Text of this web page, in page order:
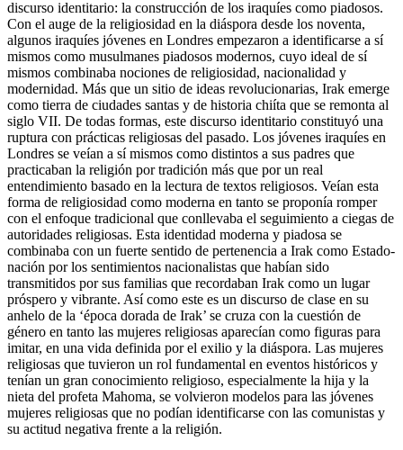
discurso identitario: la construcción de los iraquíes como piadosos.
Con el auge de la religiosidad en la diáspora desde los noventa,
algunos iraquíes jóvenes en Londres empezaron a identificarse a sí
mismos como musulmanes piadosos modernos, cuyo ideal de sí
mismos combinaba nociones de religiosidad, nacionalidad y
modernidad. Más que un sitio de ideas revolucionarias, Irak emerge
como tierra de ciudades santas y de historia chiíta que se remonta al
siglo VII. De todas formas, este discurso identitario constituyó una
ruptura con prácticas religiosas del pasado. Los jóvenes iraquíes en
Londres se veían a sí mismos como distintos a sus padres que
practicaban la religión por tradición más que por un real
entendimiento basado en la lectura de textos religiosos. Veían esta
forma de religiosidad como moderna en tanto se proponía romper
con el enfoque tradicional que conllevaba el seguimiento a ciegas de
autoridades religiosas. Esta identidad moderna y piadosa se
combinaba con un fuerte sentido de pertenencia a Irak como Estado-
nación por los sentimientos nacionalistas que habían sido
transmitidos por sus familias que recordaban Irak como un lugar
próspero y vibrante. Así como este es un discurso de clase en su
anhelo de la ‘época dorada de Irak’ se cruza con la cuestión de
género en tanto las mujeres religiosas aparecían como figuras para
imitar, en una vida definida por el exilio y la diáspora. Las mujeres
religiosas que tuvieron un rol fundamental en eventos históricos y
tenían un gran conocimiento religioso, especialmente la hija y la
nieta del profeta Mahoma, se volvieron modelos para las jóvenes
mujeres religiosas que no podían identificarse con las comunistas y
su actitud negativa frente a la religión.